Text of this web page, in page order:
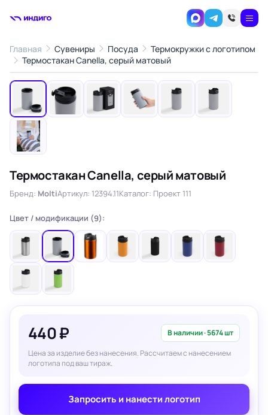
Главная Сувениры Посуда
Термокружки с логотипом
Термостакан Canella, серый матовый
‹ ›
Термостакан Canella, серый матовый
Бренд: MoltiАртикул: 12394.11Каталог: Проект 111
Цвет / модификации (9):
440 ₽ В наличии · 5674 шт
Цена за изделие без нанесения. Рассчитаем с нанесением
логотипа под ваш тираж.
Запросить и нанести логотип